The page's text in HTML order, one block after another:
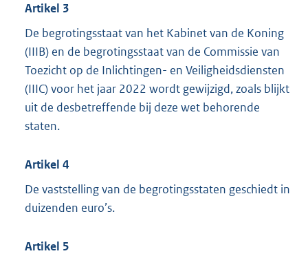
Artikel 3
De begrotingsstaat van het Kabinet van de Koning
(IIIB) en de begrotingsstaat van de Commissie van
Toezicht op de Inlichtingen- en Veiligheidsdiensten
(IIIC) voor het jaar 2022 wordt gewijzigd, zoals blijkt
uit de desbetreffende bij deze wet behorende
staten.
Artikel 4
De vaststelling van de begrotingsstaten geschiedt in
duizenden euro’s.
Artikel 5